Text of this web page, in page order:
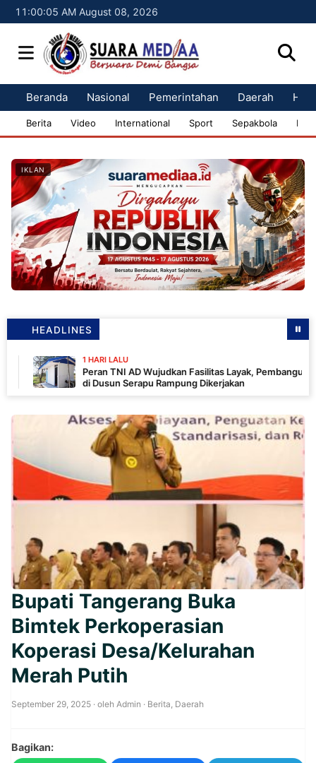
11:00:06 AM August 08, 2026
Beranda Nasional Pemerintahan Daerah
Berita Video International Sport Sepakbola
IKLAN
HEADLINES
1 HARI LALU
Peran TNI AD Wujudkan Fasilitas Layak, Pembangunan MCK
di Dusun Serapu Rampung Dikerjakan
Bupati Tangerang Buka
Bimtek Perkoperasian
Koperasi Desa/Kelurahan
Merah Putih
September 29, 2025 · oleh Admin · Berita, Daerah
Bagikan: